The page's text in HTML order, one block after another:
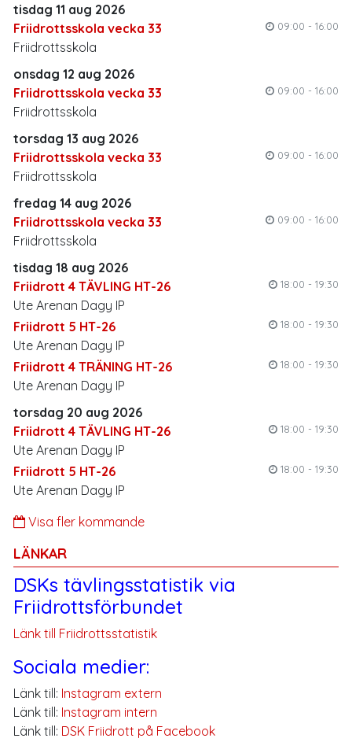
tisdag 11 aug 2026
Friidrottsskola vecka 33
09:00 - 16:00
Friidrottsskola
onsdag 12 aug 2026
Friidrottsskola vecka 33
09:00 - 16:00
Friidrottsskola
torsdag 13 aug 2026
Friidrottsskola vecka 33
09:00 - 16:00
Friidrottsskola
fredag 14 aug 2026
Friidrottsskola vecka 33
09:00 - 16:00
Friidrottsskola
tisdag 18 aug 2026
Friidrott 4 TÄVLING HT-26
18:00 - 19:30
Ute Arenan Dagy IP
Friidrott 5 HT-26
18:00 - 19:30
Ute Arenan Dagy IP
Friidrott 4 TRÄNING HT-26
18:00 - 19:30
Ute Arenan Dagy IP
torsdag 20 aug 2026
Friidrott 4 TÄVLING HT-26
18:00 - 19:30
Ute Arenan Dagy IP
Friidrott 5 HT-26
18:00 - 19:30
Ute Arenan Dagy IP
Visa fler kommande
LÄNKAR
DSKs tävlingsstatistik via
Friidrottsförbundet
Länk till Friidrottsstatistik
Sociala medier:
Länk till: Instagram extern
Länk till: Instagram intern
Länk till: DSK Friidrott på Facebook